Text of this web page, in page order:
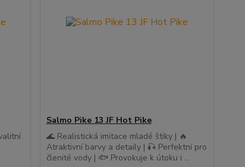
Salmo Pike 13 JF Hot Pike
🌊 Realistická imitace mladé štiky | 🔥
Atraktivní barvy a detaily | 🎣 Perfektní pro
členité vody | 🐟 Provokuje k útoku i ...